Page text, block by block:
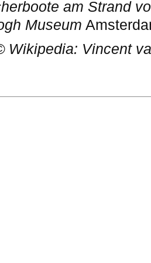
am Strand
Museum
Wikipedia: Vincent